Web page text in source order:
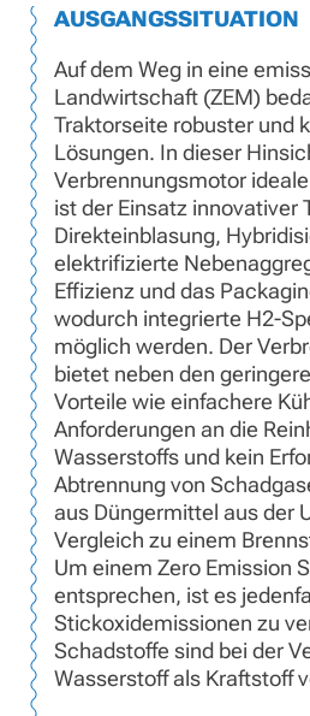
AUSGANGSSITUATION
Auf dem Weg in eine
Landwirtschaft (ZEM)
Traktorseite robuster und
Lösungen. In dieser
Verbrennungsmotor
ist der Einsatz innovativer
Direkteinblasung,
elektrifizierte
Effizienz und das
wodurch integrierte H2-
möglich werden. Der
bietet neben den
Vorteile wie einfachere
Anforderungen an die
Wasserstoffs und kein
Abtrennung von
aus Düngermittel aus der
Vergleich zu einem
Um einem Zero Emission
entsprechen, ist es
Stickoxidemissionen zu
Schadstoffe sind bei der
Wasserstoff als Kraftstoff